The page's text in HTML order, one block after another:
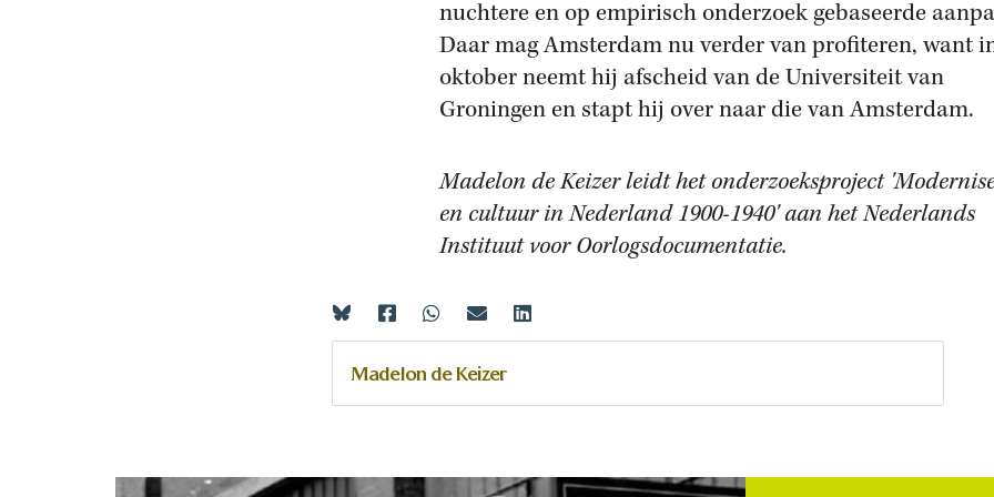
nuchtere en op empirisch onderzoek gebaseerde
Daar mag Amsterdam nu verder van profiteren, want
oktober neemt hij afscheid van de Universiteit van
Groningen en stapt hij over naar die van Amsterdam.
Madelon de Keizer leidt het onderzoeksproject
en cultuur in Nederland 1900-1940' aan het Nederlands
Instituut voor Oorlogsdocumentatie.
Madelon de Keizer